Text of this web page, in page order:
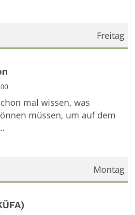
Freitag
mal wissen, was
müssen, um auf dem
Montag